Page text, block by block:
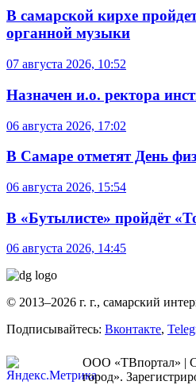
В самарской кирхе
органной музыки
07 августа 2026, 10:52
Назначен и.о. ректора
06 августа 2026, 17:02
В Самаре отметят День
06 августа 2026, 15:54
В «Бутылисте» пройдёт
06 августа 2026, 14:45
© 2013–2026 г. г., самарский
Подписывайтесь: Вконтакте,
ООО «ТВпортал» |
город».